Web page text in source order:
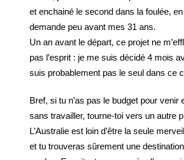
et enchainé le second dans la foulée,
demande peu avant mes 31 ans.
Un an avant le départ, ce projet ne
pas l’esprit : je me suis décidé 4 mois
suis probablement pas le seul dans ce
Bref, si tu n’as pas le budget pour venir
sans travailler, tourne-toi vers un autre
L’Australie est loin d’être la seule
et tu trouveras sûrement une